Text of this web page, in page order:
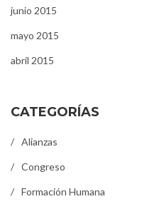
junio 2015
mayo 2015
abril 2015
CATEGORÍAS
Alianzas
Congreso
Formación Humana